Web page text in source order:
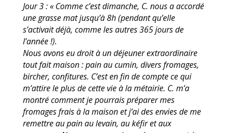
Jour 3 : « Comme c’est dimanche, C. nous a accordé
une grasse mat jusqu’à 8h (pendantqu’elle
s’activait déjà, comme les autres 365 jours de
l’année !).
Nous avons eu droit à un déjeuner extraordinaire
tout fait maison : pain au cumin, diversfromages,
bircher, confitures. C’est en fin de compte ce qui
m’attire le plus de cette vie à la métairie. C. m’a
montrécomment je pourrais préparer mes
fromages frais à la maison et j’ai des envies de me
remettre au pain au levain, au kéfir et aux